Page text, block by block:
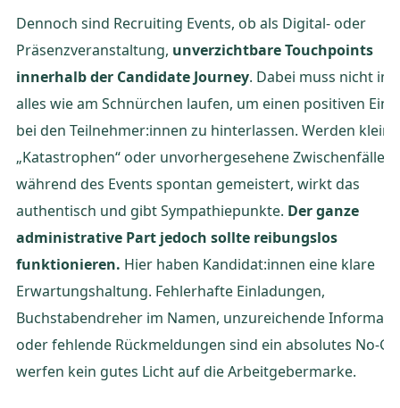
Dennoch sind Recruiting Events, ob als Digital- oder
Präsenzveranstaltung, unverzichtbare Touchpoints
innerhalb der Candidate Journey. Dabei muss nicht
alles wie am Schnürchen laufen, um einen positiven
bei den Teilnehmer:innen zu hinterlassen. Werden
„Katastrophen“ oder unvorhergesehene Zwischenfälle
während des Events spontan gemeistert, wirkt das
authentisch und gibt Sympathiepunkte. Der ganze
administrative Part jedoch sollte reibungslos
funktionieren. Hier haben Kandidat:innen eine klare
Erwartungshaltung. Fehlerhafte Einladungen,
Buchstabendreher im Namen, unzureichende
oder fehlende Rückmeldungen sind ein absolutes No-
werfen kein gutes Licht auf die Arbeitgebermarke.